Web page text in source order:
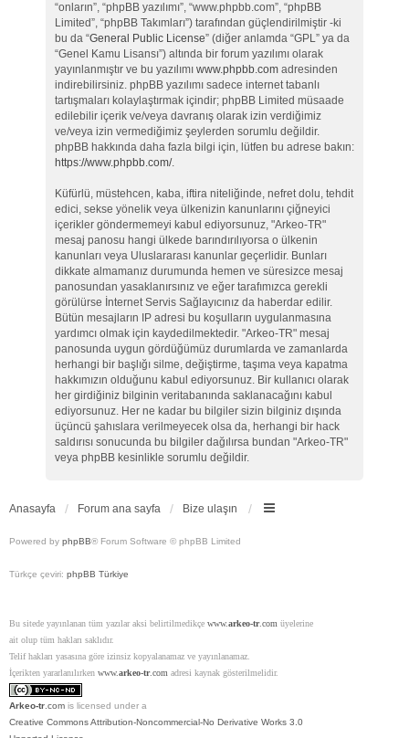
“onların”, “phpBB yazılımı”, “www.phpbb.com”, “phpBB
Limited”, “phpBB Takımları”) tarafından güçlendirilmiştir -ki
bu da “General Public License” (diğer anlamda “GPL” ya da
“Genel Kamu Lisansı”) altında bir forum yazılımı olarak
yayınlanmıştır ve bu yazılımı www.phpbb.comadresinden
indirebilirsiniz. phpBB yazılımı sadece internet tabanlı
tartışmaları kolaylaştırmak içindir; phpBB Limited müsaade
edilebilir içerik ve/veya davranış olarak izin verdiğimiz
ve/veya izin vermediğimiz şeylerden sorumlu değildir.
phpBB hakkında daha fazla bilgi için, lütfen bu adrese bakın:
https://www.phpbb.com/.
Küfürlü, müstehcen, kaba, iftira niteliğinde, nefret dolu, tehdit
edici, sekse yönelik veya ülkenizin kanunlarını çiğneyici
içerikler göndermemeyi kabul ediyorsunuz, "Arkeo-TR"
mesaj panosu hangi ülkede barındırılıyorsa o ülkenin
kanunları veya Uluslararası kanunlar geçerlidir. Bunları
dikkate almamanız durumunda hemen ve süresizce mesaj
panosundan yasaklanırsınız ve eğer tarafımızca gerekli
görülürse İnternet Servis Sağlayıcınız da haberdar edilir.
Bütün mesajların IP adresi bu koşulların uygulanmasına
yardımcı olmak için kaydedilmektedir. "Arkeo-TR" mesaj
panosunda uygun gördüğümüz durumlarda ve zamanlarda
herhangi bir başlığı silme, değiştirme, taşıma veya kapatma
hakkımızın olduğunu kabul ediyorsunuz. Bir kullanıcı olarak
her girdiğiniz bilginin veritabanında saklanacağını kabul
ediyorsunuz. Her ne kadar bu bilgiler sizin bilginiz dışında
üçüncü şahıslara verilmeyecek olsa da, herhangi bir hack
saldırısı sonucunda bu bilgiler dağılırsa bundan "Arkeo-TR"
veya phpBB kesinlikle sorumlu değildir.
Anasayfa Forum ana sayfa Bize ulaşın
Powered by phpBB® Forum Software © phpBB Limited
Türkçe çeviri: phpBB Türkiye
Bu sitede yayınlanan tüm yazılar aksi belirtilmedikçe www.arkeo-tr.com üyelerine
ait olup tüm hakları saklıdır.
Telif hakları yasasına göre izinsiz kopyalanamaz ve yayınlanamaz.
İçerikten yararlanılırken www.arkeo-tr.com adresi kaynak gösterilmelidir.
Arkeo-tr .com is licensed under a
Creative Commons Attribution-Noncommercial-No Derivative Works 3.0